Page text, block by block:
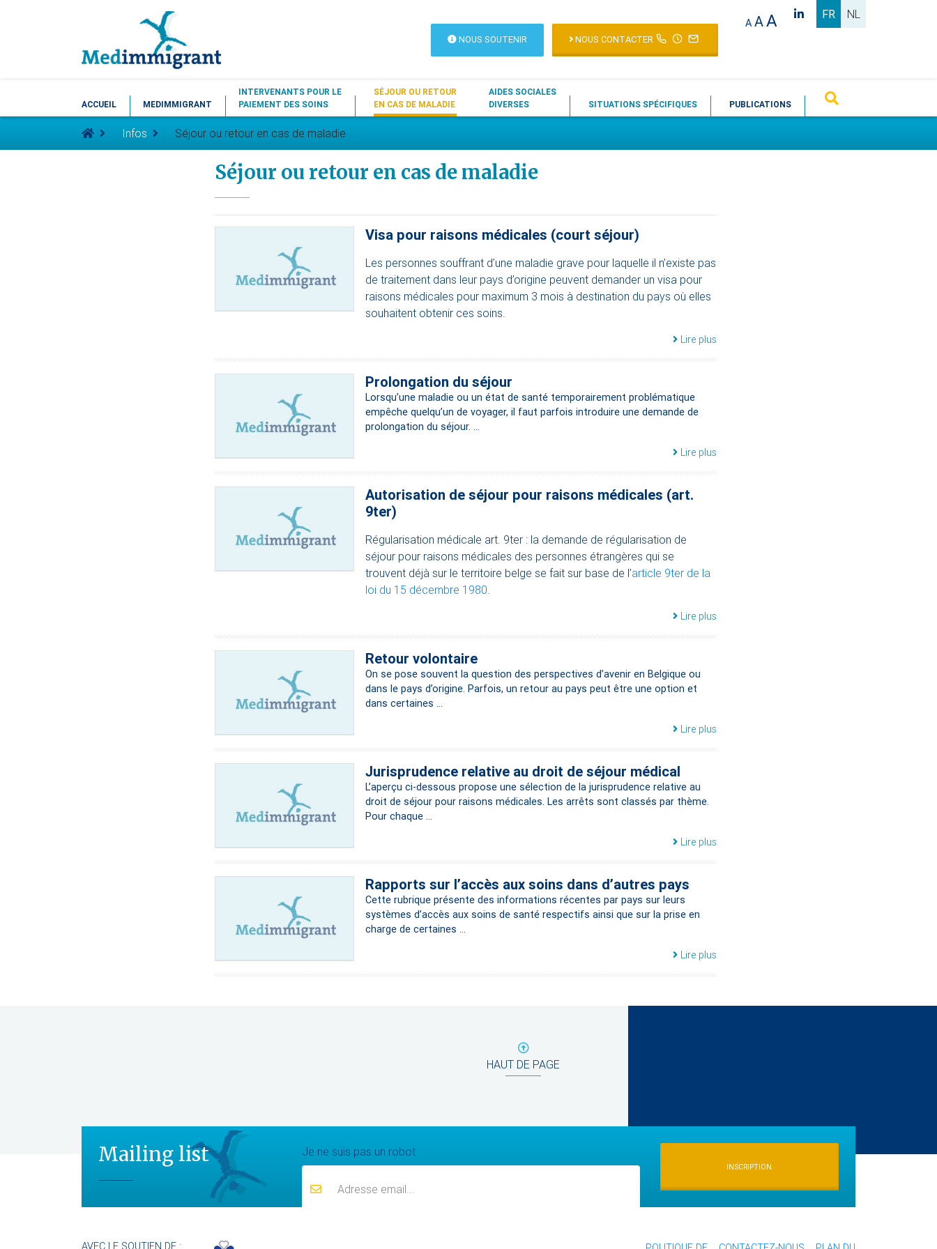
NOUS SOUTENIR NOUS CONTACTER
A AA FR NL
ACCUEIL MEDIMMIGRANT
INTERVENANTS POUR LE
PAIEMENT DES SOINS
SÉJOUR OU RETOUR
EN CAS DE MALADIE
AIDES SOCIALES
DIVERSES
SITUATIONS SPÉCIFIQUES PUBLICATIONS
Infos Séjour ou retour en cas de maladie
Séjour ou retour en cas de maladie
Visa pour raisons médicales (court séjour)
Les personnes souffrant d’une maladie grave pour laquelle il n’existe pas
de traitement dans leur pays d’origine peuvent demander un visa pour
raisons médicales pour maximum 3 mois à destination du pays où elles
souhaitent obtenir ces soins.
Lire plus
Prolongation du séjour
Lorsqu’une maladie ou un état de santé temporairement problématique
empêche quelqu’un de voyager, il faut parfois introduire une demande de
prolongation du séjour. ...
Lire plus
Autorisation de séjour pour raisons médicales (art.
9ter)
Régularisation médicale art. 9ter : la demande de régularisation de
séjour pour raisons médicales des personnes étrangères qui se
trouvent déjà sur le territoire belge se fait sur base de l’article 9ter de la
loi du 15 décembre 1980.
Lire plus
Retour volontaire
On se pose souvent la question des perspectives d’avenir en Belgique ou
dans le pays d’origine. Parfois, un retour au pays peut être une option et
dans certaines ...
Lire plus
Jurisprudence relative au droit de séjour médical
L’aperçu ci-dessous propose une sélection de la jurisprudence relative au
droit de séjour pour raisons médicales. Les arrêts sont classés par thème.
Pour chaque ...
Lire plus
Rapports sur l’accès aux soins dans d’autres pays
Cette rubrique présente des informations récentes par pays sur leurs
systèmes d’accès aux soins de santé respectifs ainsi que sur la prise en
charge de certaines ...
Lire plus
HAUT DE PAGE
Mailing list Je ne suis pas un robotMailing list
INSCRIPTION